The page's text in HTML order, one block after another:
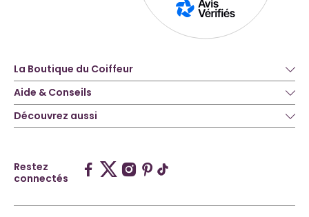
La Boutique du Coiffeur
Aide & Conseils
Découvrez aussi
Restez
connectés